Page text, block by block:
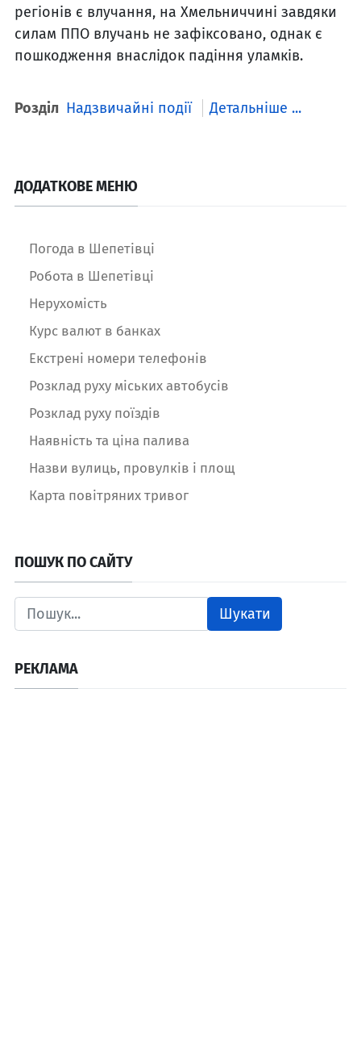
регіонів є влучання, на Хмельниччині завдяки
силам ППО влучань не зафіксовано, однак є
пошкодження внаслідок падіння уламків.
Розділ Надзвичайні події Детальніше ...
ДОДАТКОВЕ МЕНЮ
Погода в Шепетівці
Робота в Шепетівці
Нерухомість
Курс валют в банках
Екстрені номери телефонів
Розклад руху міських автобусів
Розклад руху поїздів
Наявність та ціна палива
Назви вулиць, провулків і площ
Карта повітряних тривог
ПОШУК ПО САЙТУ
Шукати
РЕКЛАМА